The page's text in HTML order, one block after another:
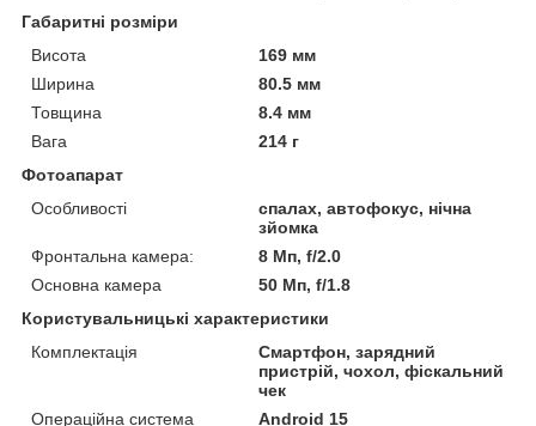
Габаритні розміри
Висота
169 мм
Ширина
80.5 мм
Товщина
8.4 мм
Вага
214 г
Фотоапарат
Особливості
спалах, автофокус, нічна
зйомка
Фронтальна камера:
8 Мп, f/2.0
Основна камера
50 Мп, f/1.8
Користувальницькі характеристики
Комплектація
Смартфон, зарядний
пристрій, чохол, фіскальний
чек
Операційна система
Android 15